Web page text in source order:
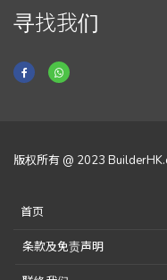
寻找我们
版权所有 @ 2023
首页
条款及免责声明